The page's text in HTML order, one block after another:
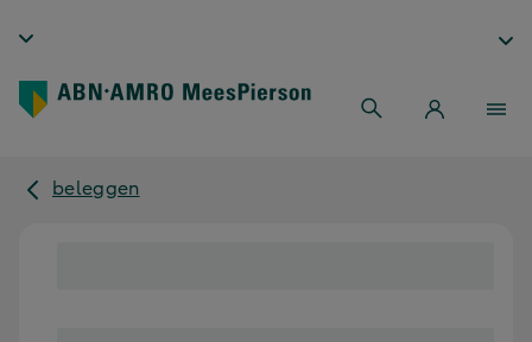
beleggen